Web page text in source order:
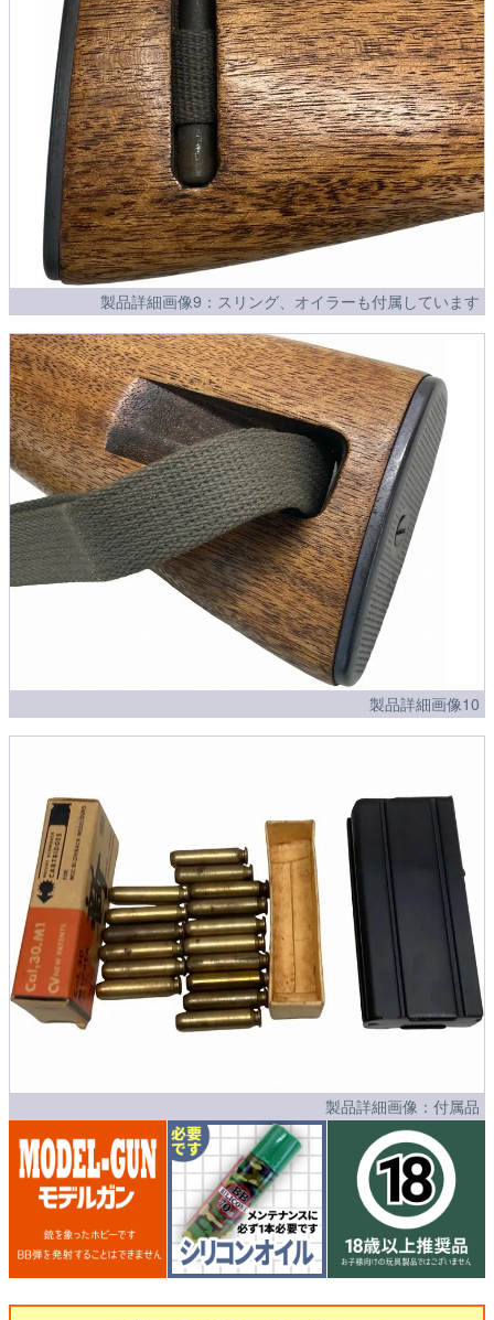
製品詳細画像9：スリング、オイラーも付属しています
製品詳細画像10
製品詳細画像：付属品